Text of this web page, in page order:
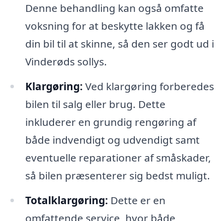
Denne behandling kan også omfatte
voksning for at beskytte lakken og få
din bil til at skinne, så den ser godt ud i
Vinderøds sollys.
Klargøring: Ved klargøring forberedes
bilen til salg eller brug. Dette
inkluderer en grundig rengøring af
både indvendigt og udvendigt samt
eventuelle reparationer af småskader,
så bilen præsenterer sig bedst muligt.
Totalklargøring: Dette er en
omfattende service, hvor både